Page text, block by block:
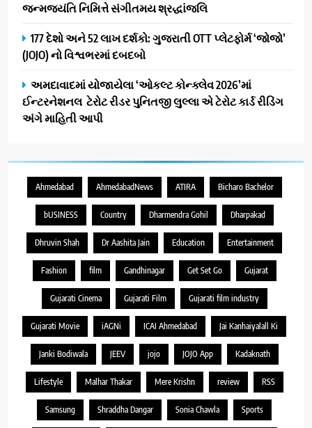
જન્મજયંતિ નિમિત્તે સંગીતમય શ્રદ્ધાંજલિ
177 દેશો અને 52 લાખ દર્શકો: ગુજરાતી OTT પ્લેટફોર્મ ‘જોજો’
(JOJO) નો વિશ્વભરમાં દબદબો
અમદાવાદમાં યોજાયેલા ‘ઓકલ્ટ કોન્ક્લેવ 2026’માં
ઈન્ટરનેશનલ ટેરોટ રીડર પુનિતજી લુલ્લા એ ટેરોટ કાર્ડ રીડિંગ
અંગે માહિતી આપી
Ahmedabad AhmedabadNews ATIRA Bicharo Bachelor
bUSINESS Country Dharmendra Gohil Dharpakad
Dhruvin Shah Dr Aashita Jain Education Entertainment
Fashion film Gandhinagar Get Set Go Gujarat
Gujarati Cinema Gujarati Film Gujarati film industry
Gujarati Movie iAGNi ICAI Ahmedabad Jai Kanhaiyalall Ki
Janki Bodiwala JEEV jojo JOJO App Kadaknath
Lifestyle Malhar Thakar Mere Krishn review RSS
Samsung Shraddha Dangar Sonia Chawla Sports